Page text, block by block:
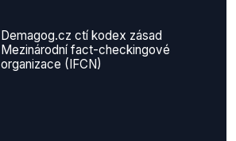
Demagog.cz ctí kodex zásad
Mezinárodní fact-checkingové
organizace (IFCN)